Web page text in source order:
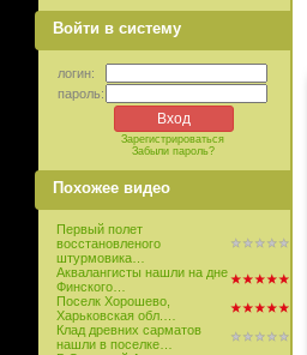
Войти в систему
логин:
пароль:
Зарегистрироваться
Забыли пароль?
Похожее видео
Первый полет
восстановленого
штурмовика…
Аквалангисты нашли на дне
Финского…
Поселк Хорошево,
Харьковская обл.…
Клад древних сарматов
нашли в поселке…